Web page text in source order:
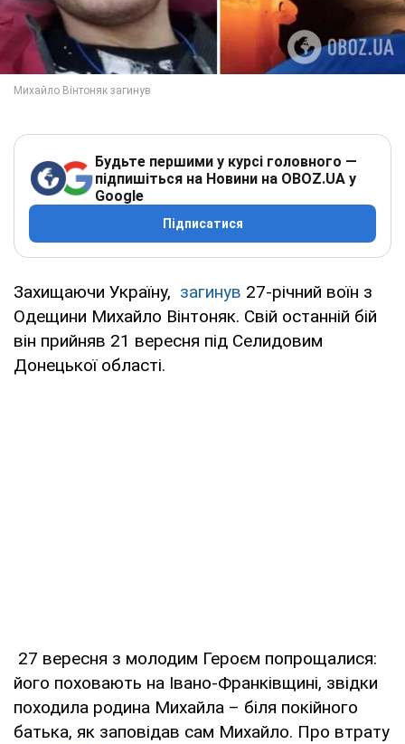
Будьте першими у курсі головного —
підпишіться на Новини на OBOZ.UA у
Google
Підписатися
Захищаючи Україну, загинув 27-річний воїн з
Одещини Михайло Вінтоняк. Свій останній бій
він прийняв 21 вересня під Селидовим
Донецької області.
27 вересня з молодим Героєм попрощалися:
його поховають на Івано-Франківщині, звідки
походила родина Михайла – біля покійного
батька, як заповідав сам Михайло. Про втрату